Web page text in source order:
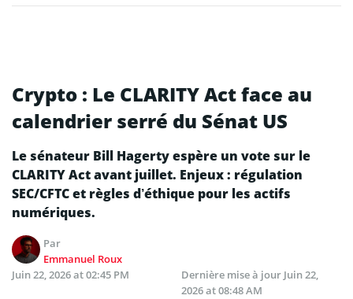
Crypto : Le CLARITY Act face au
calendrier serré du Sénat US
Le sénateur Bill Hagerty espère un vote sur le
CLARITY Act avant juillet. Enjeux : régulation
SEC/CFTC et règles d’éthique pour les actifs
numériques.
Par
Emmanuel Roux
Juin 22, 2026 at 02:45 PM
Dernière mise à jour Juin 22,
2026 at 08:48 AM